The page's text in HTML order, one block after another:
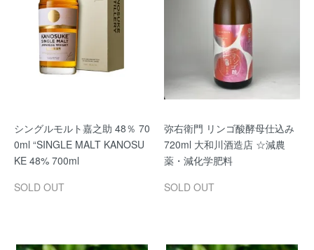
シングルモルト嘉之助 48％ 70
0ml “SINGLE MALT KANOSU
KE 48% 700ml
SOLD OUT
弥右衛門 リンゴ酸酵母仕込み
720ml 大和川酒造店 ☆減農
薬・減化学肥料
SOLD OUT